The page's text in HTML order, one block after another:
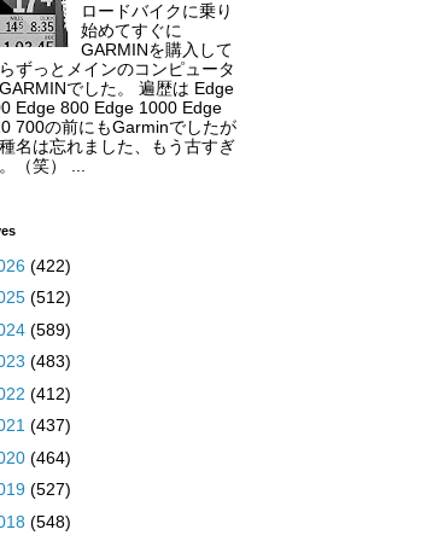
ロードバイクに乗り
始めてすぐに
GARMINを購入して
ずっとメインのコンピュータ
でした。 遍歴は Edge
Edge 800 Edge 1000 Edge
700の前にもGarminでしたが
名は忘れました、もう古すぎ
（笑） ...
(422)
(512)
(589)
(483)
(412)
(437)
(464)
(527)
(548)